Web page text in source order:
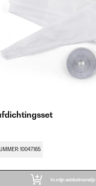
10047165
In mijn winkelmandje